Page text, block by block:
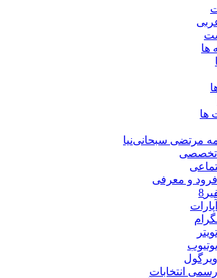
ها
ها
مرتضی سبحانی‌نیا
تخصصی
و معرفی
انتخابات